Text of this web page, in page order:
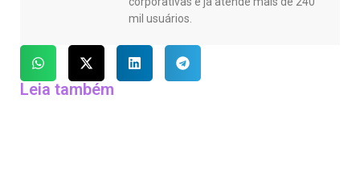
mil usuários.
Leia também